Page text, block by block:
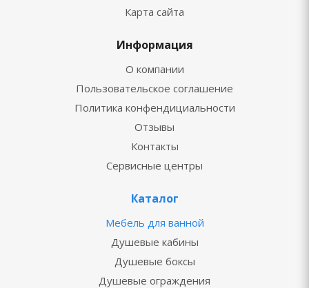
Карта сайта
Информация
О компании
Пользовательское соглашение
Политика конфендициальности
Отзывы
Контакты
Сервисные центры
Каталог
Мебель для ванной
Душевые кабины
Душевые боксы
Душевые ограждения